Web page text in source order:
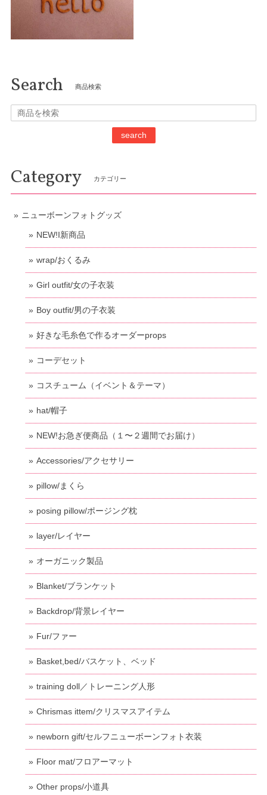
Search 商品検索
search
Category カテゴリー
ニューボーンフォトグッズ
NEW!I新商品
wrap/おくるみ
Girl outfit/女の子衣装
Boy outfit/男の子衣装
好きな毛糸色で作るオーダーprops
コーデセット
コスチューム（イベント＆テーマ）
hat/帽子
NEW!お急ぎ便商品（１〜２週間でお届け）
Accessories/アクセサリー
pillow/まくら
posing pillow/ポージング枕
layer/レイヤー
オーガニック製品
Blanket/ブランケット
Backdrop/背景レイヤー
Fur/ファー
Basket,bed/バスケット、ベッド
training doll／トレーニング人形
Chrismas ittem/クリスマスアイテム
newborn gift/セルフニューボーンフォト衣装
Floor mat/フロアーマット
Other props/小道具